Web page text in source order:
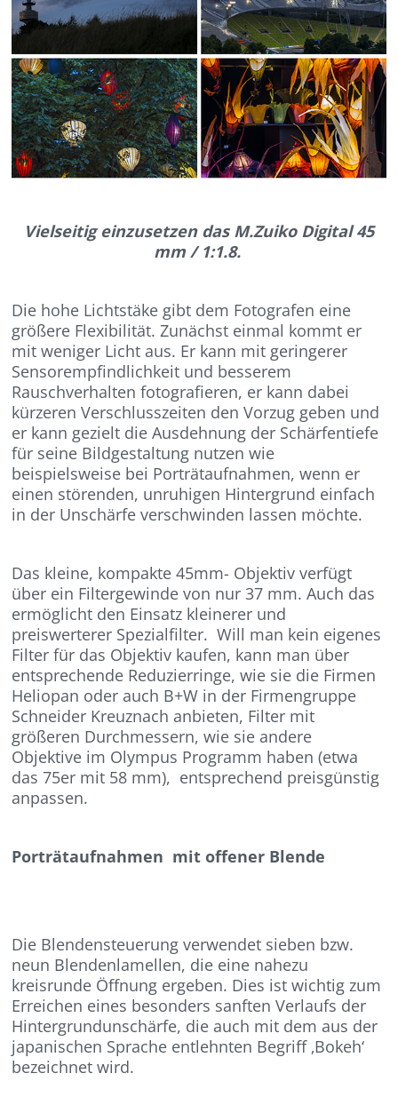
Vielseitig einzusetzen das M.Zuiko Digital 45
mm / 1:1.8.
Die hohe Lichtstäke gibt dem Fotografen eine
größere Flexibilität. Zunächst einmal kommt er
mit weniger Licht aus. Er kann mit geringerer
Sensorempfindlichkeit und besserem
Rauschverhalten fotografieren, er kann dabei
kürzeren Verschlusszeiten den Vorzug geben und
er kann gezielt die Ausdehnung der Schärfentiefe
für seine Bildgestaltung nutzen wie
beispielsweise bei Porträtaufnahmen, wenn er
einen störenden, unruhigen Hintergrund einfach
in der Unschärfe verschwinden lassen möchte.
Das kleine, kompakte 45mm- Objektiv verfügt
über ein Filtergewinde von nur 37 mm. Auch das
ermöglicht den Einsatz kleinerer und
preiswerterer Spezialfilter. Will man kein eigenes
Filter für das Objektiv kaufen, kann man über
entsprechende Reduzierringe, wie sie die Firmen
Heliopan oder auch B+W in der Firmengruppe
Schneider Kreuznach anbieten, Filter mit
größeren Durchmessern, wie sie andere
Objektive im Olympus Programm haben (etwa
das 75er mit 58 mm), entsprechend preisgünstig
anpassen.
Porträtaufnahmen mit offener Blende
Die Blendensteuerung verwendet sieben bzw.
neun Blendenlamellen, die eine nahezu
kreisrunde Öffnung ergeben. Dies ist wichtig zum
Erreichen eines besonders sanften Verlaufs der
Hintergrundunschärfe, die auch mit dem aus der
japanischen Sprache entlehnten Begriff ‚Bokeh‘
bezeichnet wird.